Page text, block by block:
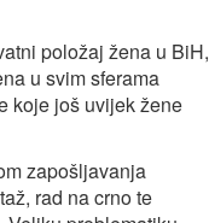
položaj žena u BiH,
u svim sferama
koje još uvijek žene
zapošljavanja
rad na crno te